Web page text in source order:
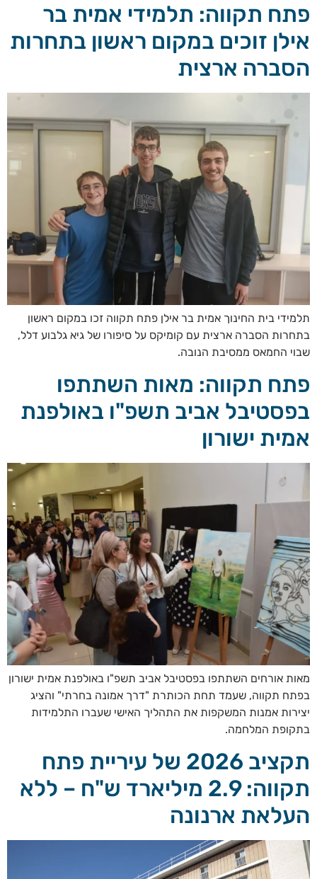
פתח תקווה: תלמידי אמית בר
אילן זוכים במקום ראשון בתחרות
הסברה ארצית
תלמידי בית החינוך אמית בר אילן פתח תקווה זכו במקום ראשון
בתחרות הסברה ארצית עם קומיקס על סיפורו של גיא גלבוע דלל,
שבוי החמאס ממסיבת הנובה.
פתח תקווה: מאות השתתפו
בפסטיבל אביב תשפ"ו באולפנת
אמית ישורון
מאות אורחים השתתפו בפסטיבל אביב תשפ"ו באולפנת אמית ישורון
בפתח תקווה, שעמד תחת הכותרת "דרך אמונה בחרתי" והציג
יצירות אמנות המשקפות את התהליך האישי שעברו התלמידות
בתקופת המלחמה.
תקציב 2026 של עיריית פתח
תקווה: 2.9 מיליארד ש"ח – ללא
העלאת ארנונה